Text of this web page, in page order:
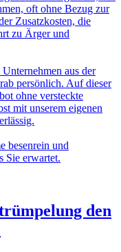
oft ohne Bezug zur
Zusatzkosten, die
zu Ärger und
aus der
persönlich. Auf dieser
ohne versteckte
mit unserem eigenen
besenrein und
Sie erwartet.
den